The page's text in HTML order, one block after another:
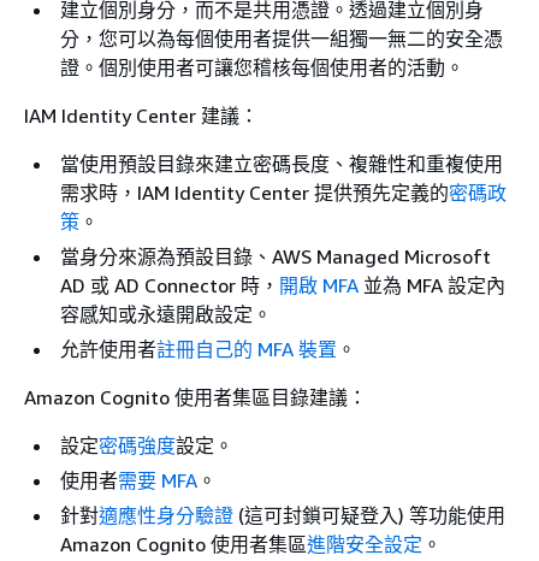
建立個別身分，而不是共用憑證。透過建立個別身
分，您可以為每個使用者提供一組獨一無二的安全憑
證。個別使用者可讓您稽核每個使用者的活動。
IAM Identity Center 建議：
當使用預設目錄來建立密碼長度、複雜性和重複使用
需求時，IAM Identity Center 提供預先定義的密碼政
策 。
當身分來源為預設目錄、AWS Managed Microsoft
AD 或 AD Connector 時， 開啟 MFA 並為 MFA 設定內
容感知或永遠開啟設定。
允許使用者註冊自己的 MFA 裝置 。
Amazon Cognito 使用者集區目錄建議：
設定密碼強度設定。
使用者需要 MFA 。
針對適應性身分驗證 (這可封鎖可疑登入) 等功能使用
Amazon Cognito 使用者集區進階安全設定 。